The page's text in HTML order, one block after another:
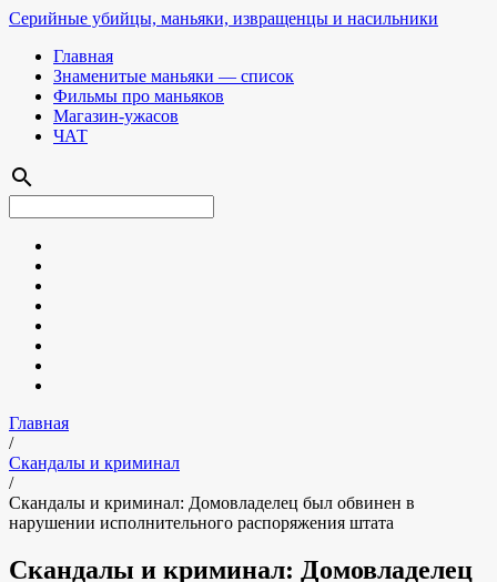
Серийные убийцы, маньяки, извращенцы и насильники
Главная
Знаменитые маньяки — список
Фильмы про маньяков
Магазин-ужасов
ЧАТ
search
Главная
/
Скандалы и криминал
/
Скандалы и криминал: Домовладелец был обвинен в
нарушении исполнительного распоряжения штата
Скандалы и криминал: Домовладелец